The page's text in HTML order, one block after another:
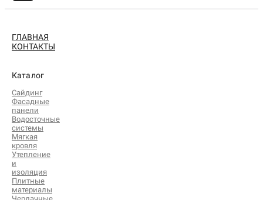
ГЛАВНАЯ
КОНТАКТЫ
Каталог
Сайдинг
Фасадные
панели
Водосточные
системы
Мягкая
кровля
Утепление
и
изоляция
Плитные
материалы